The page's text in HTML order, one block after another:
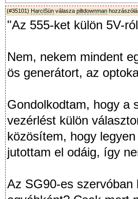
(#35101) HarciSün válasza piltdownman
"Az 555-ket külön 5V-
Nem, nekem mindent
ös generátort, az
Gondolkodtam, hogy a
vezérlést külön
közösítem, hogy
jutottam el odáig, így
Az SG90-es szervóban